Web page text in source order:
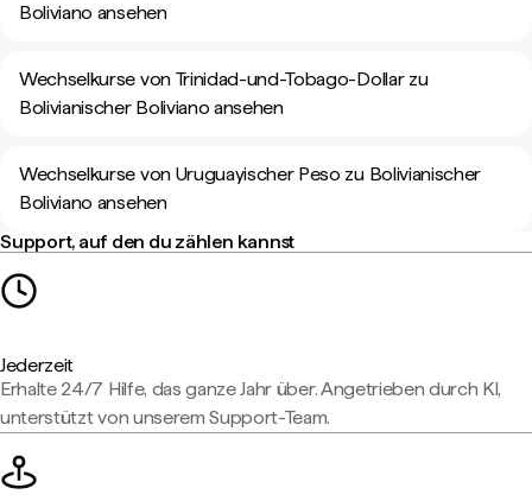
Boliviano ansehen
Wechselkurse von Trinidad-und-Tobago-Dollar zu
Bolivianischer Boliviano ansehen
Wechselkurse von Uruguayischer Peso zu Bolivianischer
Boliviano ansehen
Support, auf den du zählen kannst
Jederzeit
Erhalte 24/7 Hilfe, das ganze Jahr über. Angetrieben durch KI,
unterstützt von unserem Support-Team.